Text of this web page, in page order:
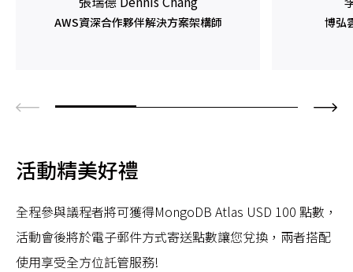
AWS資深合作夥伴解決方案架構師 博弘
活動精美好禮
全程參與議程者將可獲得MongoDB Atlas USD 100 點數，
活動會後將於電子郵件方式寄送點數讓您兌換，兩者搭配
使用享受全方位託管服務!